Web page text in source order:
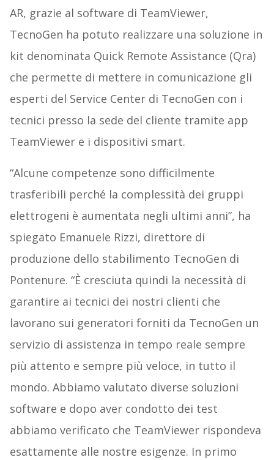
AR, grazie al software di TeamViewer,
TecnoGen ha potuto realizzare una soluzione in
kit denominata Quick Remote Assistance (Qra)
che permette di mettere in comunicazione gli
esperti del Service Center di TecnoGen con i
tecnici presso la sede del cliente tramite app
TeamViewer e i dispositivi smart.
“Alcune competenze sono difficilmente
trasferibili perché la complessità dei gruppi
elettrogeni è aumentata negli ultimi anni”, ha
spiegato Emanuele Rizzi, direttore di
produzione dello stabilimento TecnoGen di
Pontenure. “È cresciuta quindi la necessità di
garantire ai tecnici dei nostri clienti che
lavorano sui generatori forniti da TecnoGen un
servizio di assistenza in tempo reale sempre
più attento e sempre più veloce, in tutto il
mondo. Abbiamo valutato diverse soluzioni
software e dopo aver condotto dei test
abbiamo verificato che TeamViewer rispondeva
esattamente alle nostre esigenze. In primo